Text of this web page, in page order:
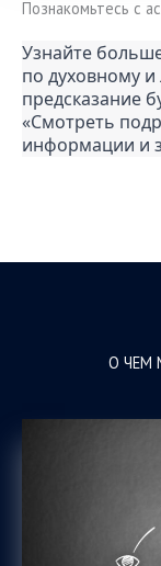
Познакомьтесь с
Узнайте
по духовному
предсказание
«Смотреть
информации и
О ЧЕМ